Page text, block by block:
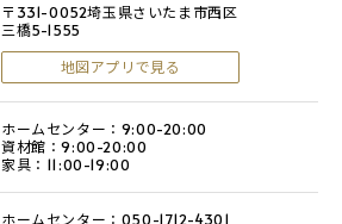
〒331-0052埼玉県さいたま市西区
三橋5-1555
地図アプリで見る
ホームセンター：9:00-20:00
資材館：9:00-20:00
家具：11:00-19:00
ホームセンター： 050-1712-4301